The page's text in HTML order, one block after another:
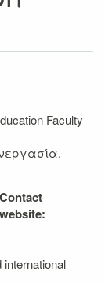
Faculty
Contact
website: